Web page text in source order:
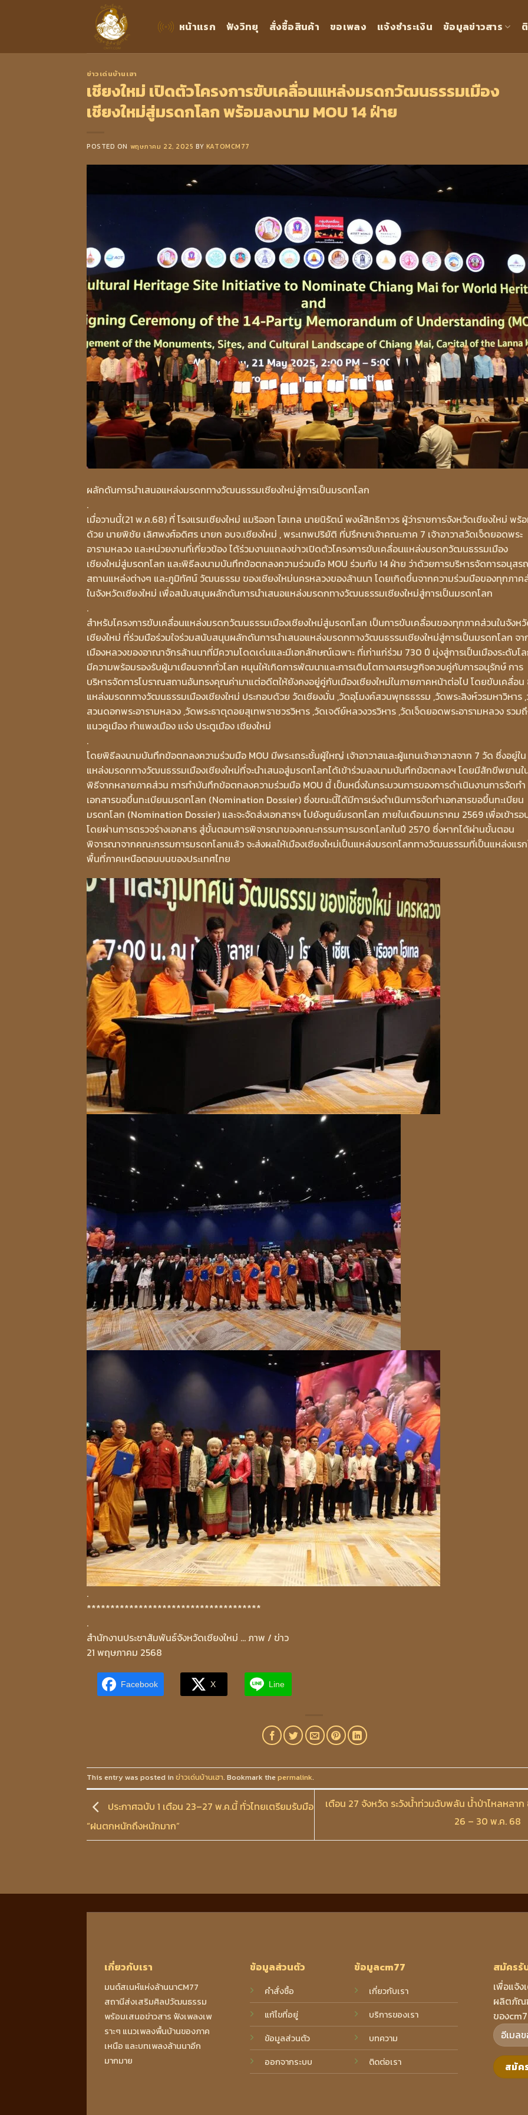
หน้าแรก ฟังวิทยุ สั่งซื้อสินค้า ขอเพลง แจ้งชำระเงิน ข้อมูลข่าวสาร
ข่าวเด่นบ้านเฮา
เชียงใหม่ เปิดตัวโครงการขับเคลื่อนแหล่งมรดกวัฒนธรรมเมือง
เชียงใหม่สู่มรดกโลก พร้อมลงนาม MOU 14 ฝ่าย
POSTED ON พฤษภาคม 22, 2025 BY KATOMCM77
ผลักดันการนำเสนอแหล่งมรดกทางวัฒนธรรมเชียงใหม่สู่การเป็นมรดกโลก
.
เมื่อวานนี้(21 พ.ค.68) ที่ โรงแรมเชียงใหม่ แมริออท โฮเทล นายนิรัตน์ พงษ์สิทธิถาวร ผู้ว่าราชการจังหวัดเชียงใหม่ พร้
ด้วย นายพิชัย เลิศพงศ์อดิศร นายก อบจ.เชียงใหม่ , พระเทพปริยัติ ที่ปรึกษาเจ้าคณะภาค 7 เจ้าอาวาสวัดเจ็ดยอดพระ
อารามหลวง และหน่วยงานที่เกี่ยวข้อง ได้ร่วมงานแถลงข่าวเปิดตัวโครงการขับเคลื่อนแหล่งมรดกวัฒนธรรมเมือง
เชียงใหม่สู่มรดกโลก และพิธีลงนามบันทึกข้อตกลงความร่วมมือ MOU ร่วมกับ 14 ฝ่าย ว่าด้วยการบริหารจัดการอนุส
สถานแหล่งต่างๆ และภูมิทัศน์ วัฒนธรรม ของเชียงใหม่นครหลวงของล้านนา โดยเกิดขึ้นจากความร่วมมือของทุกภาค
ในจังหวัดเชียงใหม่ เพื่อสนับสนุนผลักดันการนำเสนอแหล่งมรดกทางวัฒนธรรมเชียงใหม่สู่การเป็นมรดกโลก
.
สำหรับโครงการขับเคลื่อนแหล่งมรดกวัฒนธรรมเมืองเชียงใหม่สู่มรดกโลก เป็นการขับเคลื่อนของทุกภาคส่วนในจังห
เชียงใหม่ ที่ร่วมมือร่วมใจร่วมสนับสนุนผลักดันการนำเสนอแหล่งมรดกทางวัฒนธรรมเชียงใหม่สู่การเป็นมรดกโลก จา
เมืองหลวงของอาณาจักรล้านนาที่มีความโดดเด่นและมีเอกลักษณ์เฉพาะ ที่เก่าแก่ร่วม 730 ปี มุ่งสู่การเป็นเมืองระดับโ
มีความพร้อมรองรับผู้มาเยือนจากทั่วโลก หนุนให้เกิดการพัฒนาและการเติบโตทางเศรษฐกิจควบคู่กับการอนุรักษ์ การ
บริหารจัดการโบราณสถานอันทรงคุณค่ามาแต่อดีตให้ยังคงอยู่คู่กับเมืองเชียงใหม่ในภายภาคหน้าต่อไป โดยขับเคลื่อน
แหล่งมรดกทางวัฒนธรรมเมืองเชียงใหม่ ประกอบด้วย วัดเชียงมั่น ,วัดอุโมงค์สวนพุทธธรรม ,วัดพระสิงห์วรมหาวิหาร
สวนดอกพระอารามหลวง ,วัดพระธาตุดอยสุเทพราชวรวิหาร ,วัดเจดีย์หลวงวรวิหาร ,วัดเจ็ดยอดพระอารามหลวง รวม
แนวคูเมือง กำแพงเมือง แจ่ง ประตูเมือง เชียงใหม่
.
โดยพิธีลงนามบันทึกข้อตกลงความร่วมมือ MOU มีพระเถระชั้นผู้ใหญ่ เจ้าอาวาสและผู้แทนเจ้าอาวาสจาก 7 วัด ซึ่งอยู่ใน
แหล่งมรดกทางวัฒนธรรมเมืองเชียงใหม่ที่จะนำเสนอสู่มรดกโลกได้เข้าร่วมลงนามบันทึกข้อตกลงฯ โดยมีสักขีพยานใ
พิธีจากหลายภาคส่วน การทำบันทึกข้อตกลงความร่วมมือ MOU นี้ เป็นหนึ่งในกระบวนการของการดำเนินงานการจัดทำ
เอกสารขอขึ้นทะเบียนมรดกโลก (Nomination Dossier) ซึ่งขณะนี้ได้มีการเร่งดำเนินการจัดทำเอกสารขอขึ้นทะเบียน
มรดกโลก (Nomination Dossier) และจะจัดส่งเอกสารฯ ไปยังศูนย์มรดกโลก ภายในเดือนมกราคม 2569 เพื่อเข้ารอ
โดยผ่านการตรวจร่างเอกสาร สู่ขั้นตอนการพิจารณาของคณะกรรมการมรดกโลกในปี 2570 ซึ่งหากได้ผ่านขั้นตอน
พิจารณาจากคณะกรรมการมรดกโลกแล้ว จะส่งผลให้เมืองเชียงใหม่เป็นแหล่งมรดกโลกทางวัฒนธรรมที่เป็นแหล่งแร
พื้นที่ภาคเหนือตอนบนของประเทศไทย
.
*************************************
.
สำนักงานประชาสัมพันธ์จังหวัดเชียงใหม่ … ภาพ / ข่าว
21 พฤษภาคม 2568
Facebook X Line
This entry was posted in ข่าวเด่นบ้านเฮา. Bookmark the permalink.
ประกาศฉบับ 1 เตือน 23–27 พ.ค.นี้ ทั่วไทยเตรียมรับมือ
“ฝนตกหนักถึงหนักมาก”
เตือน 27 จังหวัด ระวังน้ำท่วมฉับพลัน น้ำป่าไหลหลาก
26 – 30 พ.ค. 68
เกี่ยวกับเรา
มนต์สเนห์แห่งล้านนาCM77
สถานีส่งเสริมศิลปวัฒนธรรม
พร้อมเสนอข่าวสาร ฟังเพลงเพ
ราะๆ แนวเพลงพื้นบ้านของภาค
เหนือ และบทเพลงล้านนาอีก
มากมาย
ข้อมูลส่วนตัว
คำสั่งซื้อ
แก้ไขที่อยู่
ข้อมูลส่วนตัว
ออกจากระบบ
ข้อมูลcm77
เกี่ยวกับเรา
บริการของเรา
บทความ
ติดต่อเรา
สมัครรั
เพื่อแจ้ง
ผลิตภัณ
ของ